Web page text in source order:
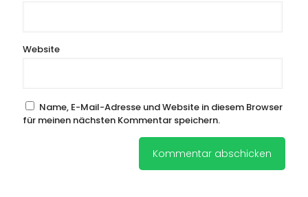
Website
Name, E-Mail-Adresse und Website in diesem Browser
für meinen nächsten Kommentar speichern.